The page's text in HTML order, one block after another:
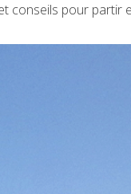
conseils pour partir